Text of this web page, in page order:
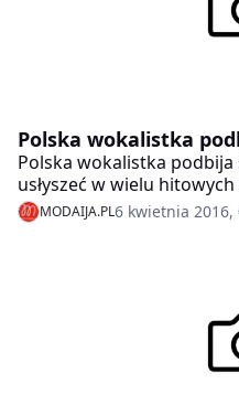
Polska wokalistka
Polska wokalistka podbija
usłyszeć w wielu
David Guetta, Ice MC, Joe
których pracowała jako
MODAIJA.PL6 kwietnia 2016,